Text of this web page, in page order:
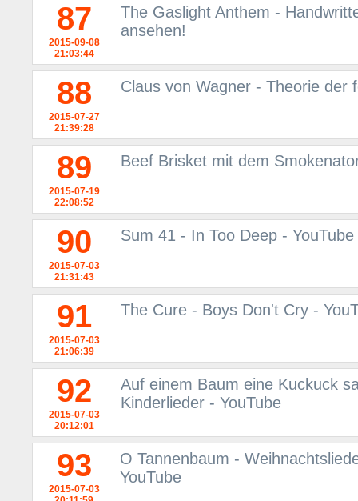
87
2015-09-08
21:03:44
The Gaslight Anthem -
ansehen!
88
2015-07-27
21:39:28
Claus von Wagner - Theorie der
89
2015-07-19
22:08:52
Beef Brisket mit dem
90
2015-07-03
21:31:43
Sum 41 - In Too Deep - YouTube
91
2015-07-03
21:06:39
The Cure - Boys Don't Cry -
92
2015-07-03
20:12:01
Auf einem Baum eine Kuckuck
Kinderlieder - YouTube
93
2015-07-03
O Tannenbaum -
YouTube